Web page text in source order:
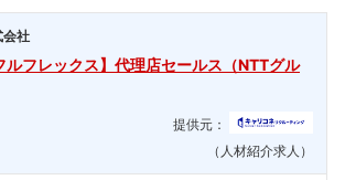
会社
ルフレックス】代理店セールス（NTTグル
提供元：
（人材紹介求人）